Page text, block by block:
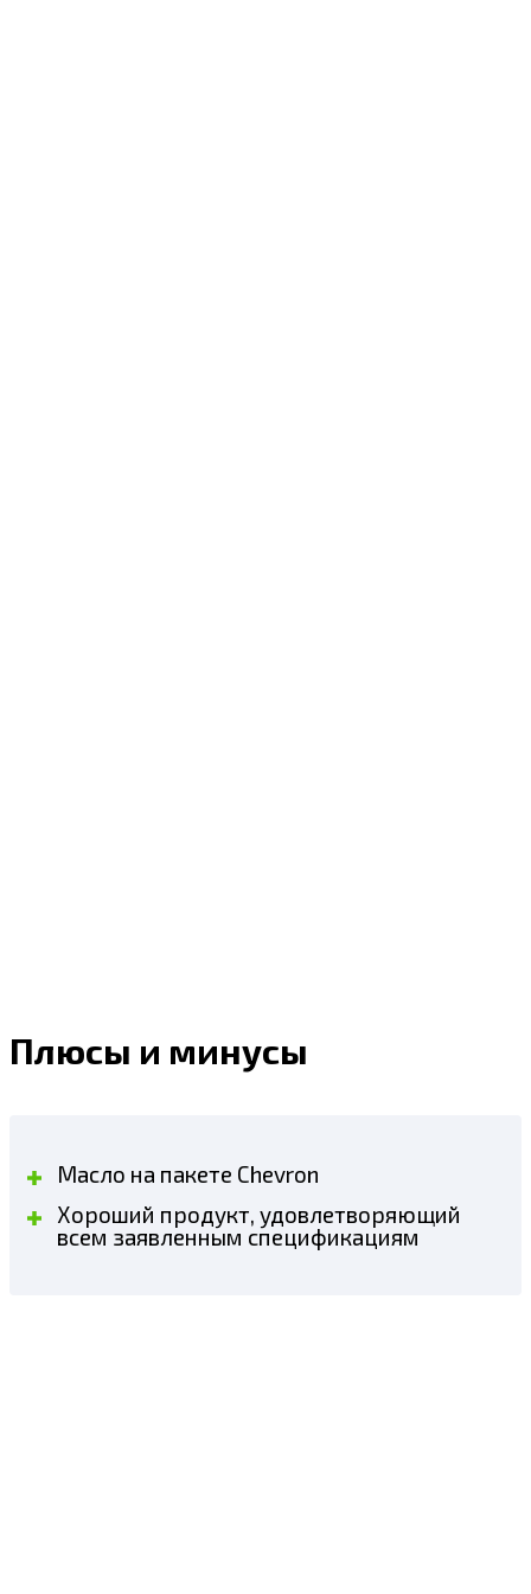
Плюсы и минусы
Масло на пакете Chevron
Хороший продукт, удовлетворяющий
всем заявленным спецификациям